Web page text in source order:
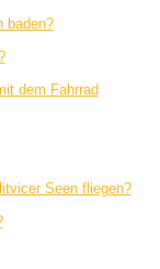
baden?
dem Fahrrad
Seen fliegen?